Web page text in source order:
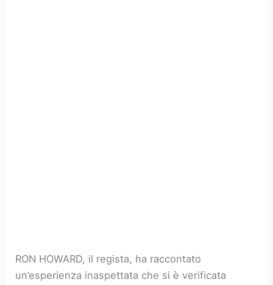
RON HOWARD, il regista, ha raccontato
un’esperienza inaspettata che si è verificata